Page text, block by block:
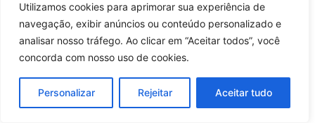
Utilizamos cookies para aprimorar sua experiência de
navegação, exibir anúncios ou conteúdo personalizado e
analisar nosso tráfego. Ao clicar em “Aceitar todos”, você
concorda com nosso uso de cookies.
Personalizar Rejeitar Aceitar tudo